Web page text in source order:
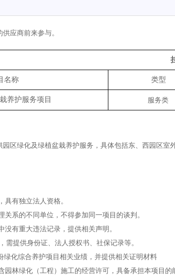
应商前来参与。
名称 类型
养护服务项目 服务类
区绿化及绿植盆栽养护服务，具体包括东、西园区
有独立法人资格。
系的不同单位，不得参加同一项目的谈判。
有重大违法记录，提供相关声明。
提供身份证、法人授权书、社保记录等。
绿化综合养护项目相关业绩，并提供相关证明材料
园林绿化（工程）施工的经营许可，具备承担本项目的